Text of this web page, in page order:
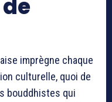
imprègne chaque
culturelle, quoi de
bouddhistes qui